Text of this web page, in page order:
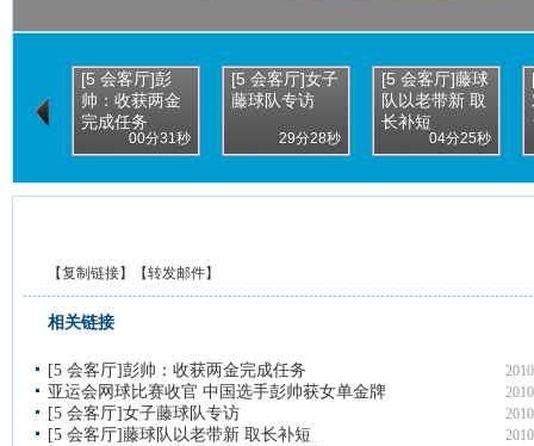
[5 会客厅]彭
帅：收获两金
完成任务
00分31秒
[5 会客厅]女子
藤球队专访
29分28秒
[5 会客厅]藤球
队以老带新 取
长补短
04分25秒
【复制链接】【转发邮件】
相关链接
[5 会客厅]彭帅：收获两金完成任务
亚运会网球比赛收官 中国选手彭帅获女单金牌
[5 会客厅]女子藤球队专访
[5 会客厅]藤球队以老带新 取长补短